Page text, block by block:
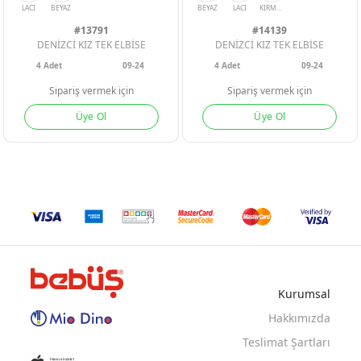
#13791
DENİZCİ KIZ TEK ELBİSE
4 Adet 09-24
Sipariş vermek için
Üye Ol
#14139
DENİZCİ KIZ TEK ELBİSE
4Adet 09-24
Sipariş vermek için
Üye Ol
Kurumsal
Hakkımızda
Teslimat Şartları